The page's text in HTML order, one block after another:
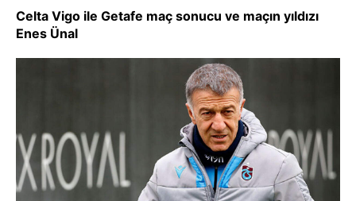
Celta Vigo ile Getafe maç sonucu ve maçın yıldızı
Enes Ünal